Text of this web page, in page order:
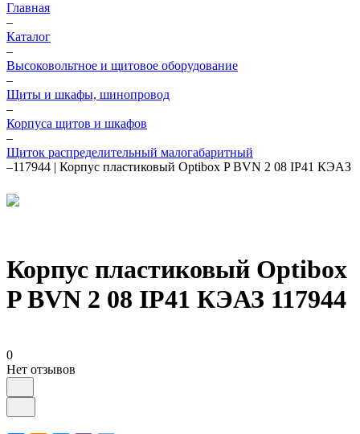
Главная
–
Каталог
–
Высоковольтное и щитовое оборудование
–
Щиты и шкафы, шинопровод
–
Корпуса щитов и шкафов
–
Щиток распределительный малогабаритный
–117944 | Корпус пластиковый Optibox P BVN 2 08 IP41 КЭАЗ
Корпус пластиковый Optibox
P BVN 2 08 IP41 КЭАЗ 117944
0
Нет отзывов